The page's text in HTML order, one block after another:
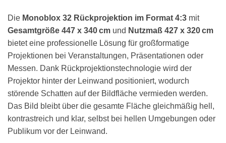
Die Monoblox 32 Rückprojektion im Format 4:3 mit
Gesamtgröße 447 x 340 cm und Nutzmaß 427 x 320 cm
bietet eine professionelle Lösung für großformatige
Projektionen bei Veranstaltungen, Präsentationen oder
Messen. Dank Rückprojektionstechnologie wird der
Projektor hinter der Leinwand positioniert, wodurch
störende Schatten auf der Bildfläche vermieden werden.
Das Bild bleibt über die gesamte Fläche gleichmäßig hell,
kontrastreich und klar, selbst bei hellen Umgebungen oder
Publikum vor der Leinwand.